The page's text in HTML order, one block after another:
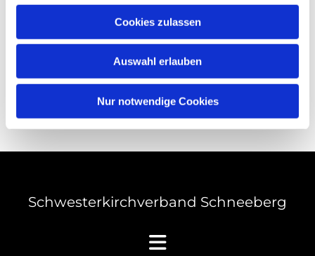
Cookies zulassen
Auswahl erlauben
Nur notwendige Cookies
Schwesterkirchverband Schneeberg